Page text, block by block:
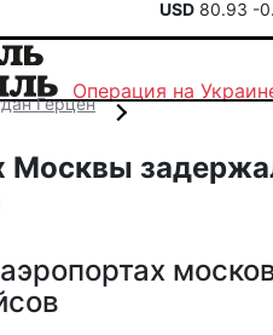
USD 80.93 -
Операция на
Герцен
Москвы